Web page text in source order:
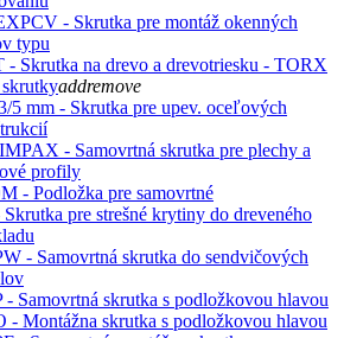
- Skrutka pre montáž okenných
typu
- Skrutka na drevo a drevotriesku - TORX
skrutkyaddremove
5 mm - Skrutka pre upev. oceľových
- Samovrtná skrutka pre plechy a
profily
- Podložka pre samovrtné
pre strešné krytiny do dreveného
- Samovrtná skrutka do sendvičových
- Samovrtná skrutka s podložkovou hlavou
- Montážna skrutka s podložkovou hlavou